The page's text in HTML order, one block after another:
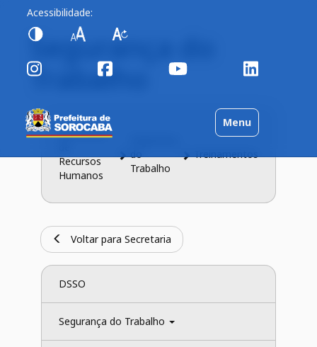
Acessibilidade:
Toggle
navigation
Menu
Segurança do
Trabalho
Secretaria
Recursos
Humanos
do
Trabalho
Treinamentos
Voltar para Secretaria
DSSO
Segurança do Trabalho